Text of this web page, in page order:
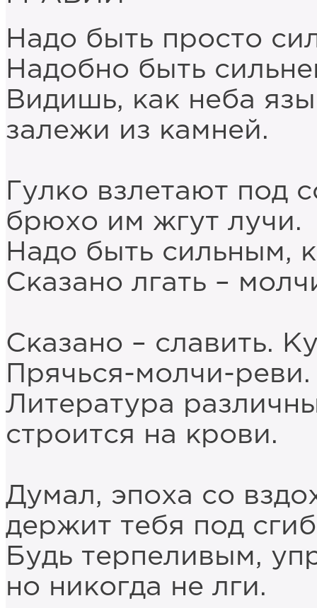
Надо быть просто
Надобно быть
Видишь, как неба
залежи из камней.
Гулко взлетают под
брюхо им жгут лучи.
Надо быть сильным,
Сказано лгать –
Сказано – славить.
Прячься-молчи-реви.
Литература
строится на крови.
Думал, эпоха со
держит тебя под
Будь терпеливым,
но никогда не лги.